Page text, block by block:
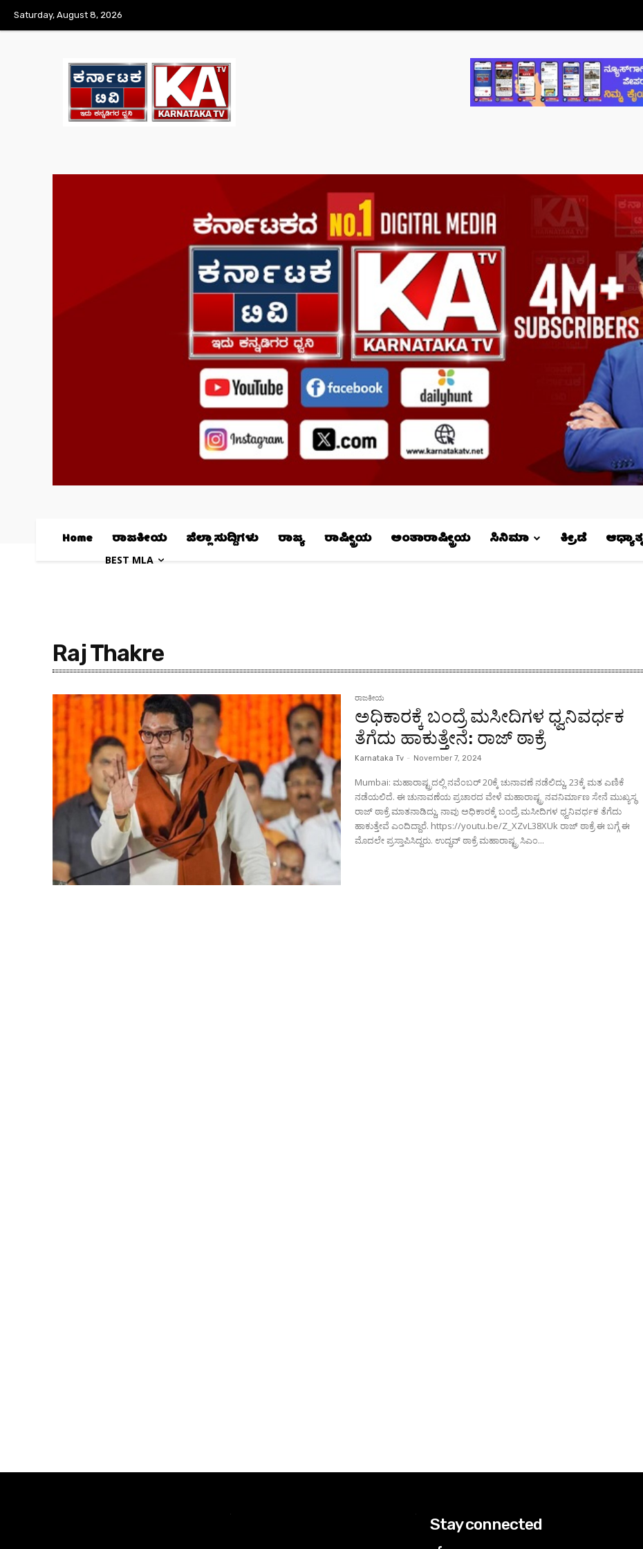
Saturday, August 8, 2026
Home ರಾಜಕೀಯ ಜಿಲ್ಲಾ ಸುದ್ದಿಗಳು ರಾಜ್ಯ ರಾಷ್ಟ್ರೀಯ ಅಂತಾರಾಷ್ಟ್ರೀಯ ಸಿನಿಮಾ ಕ್ರೀಡೆ ಆಧ್ಯಾತ್ಮ
BEST MLA
Raj Thakre
ರಾಜಕೀಯ
ಅಧಿಕಾರಕ್ಕೆ ಬಂದ್ರೆ ಮಸೀದಿಗಳ ಧ್ವನಿವರ್ಧಕ
ತೆಗೆದು ಹಾಕುತ್ತೇನೆ: ರಾಜ್ ಠಾಕ್ರೆ
Karnataka Tv - November 7, 2024
Mumbai: ಮಹಾರಾಷ್ಟ್ರದಲ್ಲಿ ನವೆಂಬರ್‌ 20ಕ್ಕೆ ಚುನಾವಣೆ ನಡೆಲಿದ್ದು, 23ಕ್ಕೆ ಮತ ಎಣಿಕೆ
ನಡೆಯಲಿದೆ. ಈ ಚುನಾವಣೆಯ ಪ್ರಚಾರದ ವೇಳೆ ಮಹಾರಾಷ್ಟ್ರ ನವನಿರ್ಮಾಣ ಸೇನೆ ಮುಖ್ಯಸ್ಥ
ರಾಜ್ ಠಾಕ್ರೆ ಮಾತನಾಡಿದ್ದು, ನಾವು ಅಧಿಕಾರಕ್ಕೆ ಬಂದ್ರೆ ಮಸೀದಿಗಳ ಧ್ವನಿವರ್ಧಕ ತೆಗೆದು
ಹಾಕುತ್ತೇವೆ ಎಂದಿದ್ದಾರೆ. https://youtu.be/Z_XZvL38XUk ರಾಜ್ ಠಾಕ್ರೆ ಈ ಬಗ್ಗೆ ಈ
ಮೊದಲೇ ಪ್ರಸ್ತಾಪಿಸಿದ್ದರು. ಉದ್ಧವ್ ಠಾಕ್ರೆ ಮಹಾರಾಷ್ಟ್ರ ಸಿಎಂ...
Stay connected